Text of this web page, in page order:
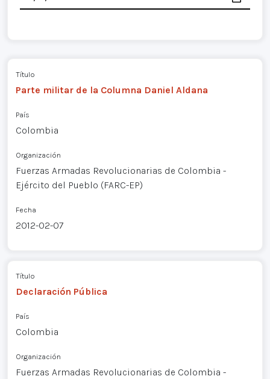
Título
Parte militar de la Columna Daniel Aldana
País
Colombia
Organización
Fuerzas Armadas Revolucionarias de Colombia -
Ejército del Pueblo (FARC-EP)
Fecha
2012-02-07
Título
Declaración Pública
País
Colombia
Organización
Fuerzas Armadas Revolucionarias de Colombia -